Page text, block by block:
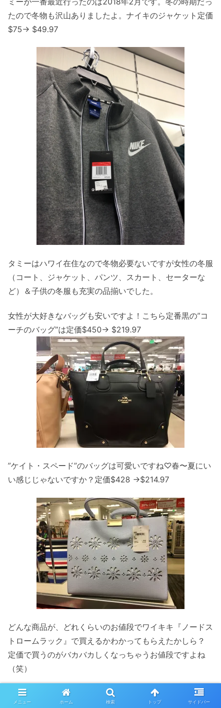
たので冬物も沢山ありましたよ。ナイキのジャケット定価
$75→ $49.97
タミーはハワイ在住なので冬物必要ないですが女性の冬服
（コート、ジャケット、パンツ、スカート、セーターな
ど）＆子供の冬服も充実の品揃いでした。
女性が大好きなバッグも安いですよ！こちら定番黒の”コ
ーチのバッグ”は定価$450→ $219.97
”ケイト・スペード”のバッグは可愛いですね♡春〜夏にい
い感じじゃないですか？定価$428 →$214.97
どんな商品が、どれくらいのお値段でワイキキ『ノードス
トロームラック』で買えるかわかってもらえたかしら？
定価で買うのがバカバカしくなっちゃうお値段ですよね
（笑）
メニュー ホーム 検索 トップ サイドバー